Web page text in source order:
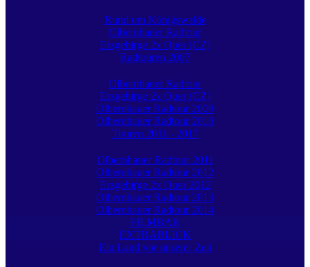
Rund um Königswalde
Olbernhauer Radtour
Erzgebirge 2x Quer (CZ)
Radtouren 2007
Olbernhauer Radtour
Erzgebirge 2x Quer (CZ)
Olbernhauer Radtour 2009
Olbernhauer Radtour 2010
Touren 2011 - 2017
Olbernhauer Radtour 2011
Olbernhauer Radtour 2012
Erzgebirge 2x Quer 2012
Olbernhauer Radtour 2013
Olbernhauer Radtour 2014
FILMBAR
EXTRABLICK
Ein Land vor unserer Zeit